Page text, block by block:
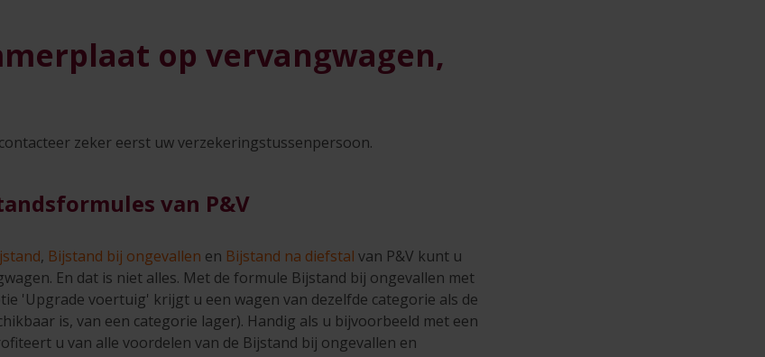
op vervangwagen,
zeker eerst uw verzekeringstussenpersoon.
van P&V
, Bijstand bij ongevallen en Bijstand na diefstal van P&V kunt u
En dat is niet alles. Met de formule Bijstand bij ongevallen met
'Upgrade voertuig' krijgt u een wagen van dezelfde categorie als de
is, van een categorie lager). Handig als u bijvoorbeeld met een
u van alle voordelen van de Bijstand bij ongevallen en